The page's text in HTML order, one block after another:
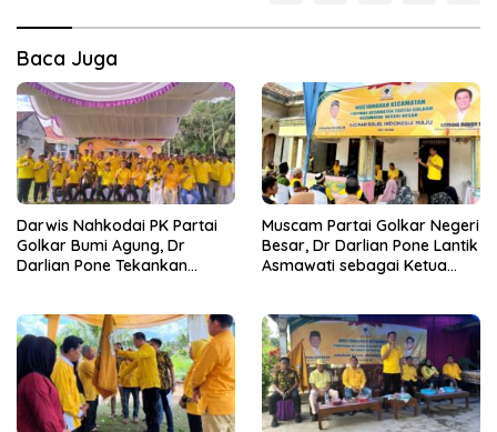
Baca Juga
Darwis Nahkodai PK Partai
Golkar Bumi Agung, Dr
Darlian Pone Tekankan
Muscam Partai Golkar Negeri
Besar, Dr Darlian Pone Lantik
Asmawati sebagai Ketua